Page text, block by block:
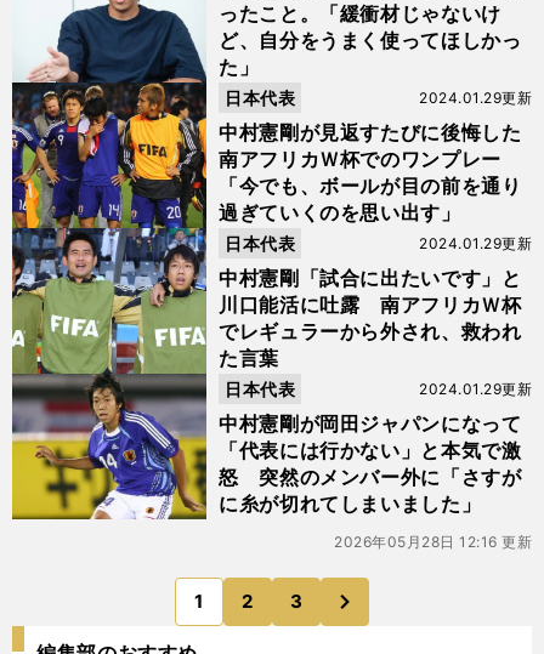
ったこと。「緩衝材じゃないけ
ど、自分をうまく使ってほしかっ
た」
中村憲剛が見返すたびに後悔した
南アフリカＷ杯でのワンプレー
「今でも、ボールが目の前を通り
過ぎていくのを思い出す」
2024.01.29更新
日本代表
中村憲剛「試合に出たいです」と
川口能活に吐露 南アフリカＷ杯
でレギュラーから外され、救われ
た言葉
2024.01.29更新
日本代表
中村憲剛が岡田ジャパンになって
「代表には行かない」と本気で激
怒 突然のメンバー外に「さすが
に糸が切れてしまいました」
2024.01.29更新
日本代表
2026年05月28日 12:16 更新
1 2 3